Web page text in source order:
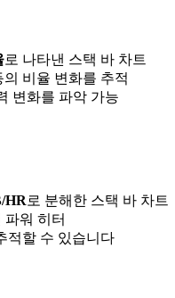
로 나타낸 스택 바 차트
비율 변화를 추적
변화를 파악 가능
HR로 분해한 스택 바 차트
파워 히터
적할 수 있습니다